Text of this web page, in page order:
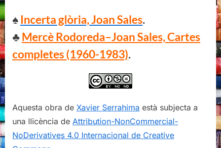
♠ Incerta glòria, Joan Sales.
♣Mercè Rodoreda–Joan Sales, Cartes
completes (1960-1983).
Aquesta obra de Xavier Serrahima està subjecta a
una llicència de Attribution-NonCommercial-
NoDerivatives 4.0 Internacional de Creative